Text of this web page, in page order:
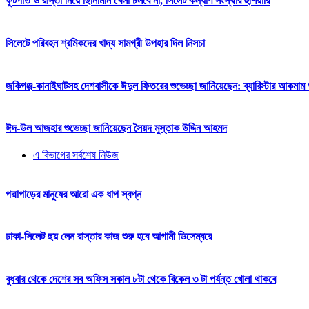
সিলেটে পরিবহন শ্রমিকদের খাদ্য সামগ্রী উপহার দিল নিসচা
জকিগঞ্জ-কানাইঘাটসহ দেশবাসীকে ঈদুল ফিতরের শুভেচ্ছা জানিয়েছেন: ব্যারিস্টার আকমাম
ঈদ-উল আজহার শুভেচ্ছা জানিয়েছেন সৈয়দ মুস্তাক উদ্দিন আহমদ
এ বিভাগের সর্বশেষ নিউজ
পদ্মাপাড়ের মানুষের আরো এক ধাপ স্বপ্ন
ঢাকা-সিলেট ছয় লেন রাস্তার কাজ শুরু হবে আগামী ডিসেম্বরে
বুধবার থেকে দেশের সব অফিস সকাল ৮টা থেকে বিকেল ৩ টা পর্যন্ত খোলা থাকবে